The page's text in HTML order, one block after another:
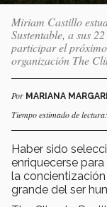
Miriam Castillo
Sustentable, a sus
participar el
organización The
Por MARIANA
Tiempo estimado de
Haber sido
enriquecerse
la
grande del ser